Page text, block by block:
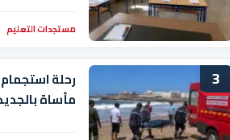
مستجدات التعليم
3
رحلة
مأساة